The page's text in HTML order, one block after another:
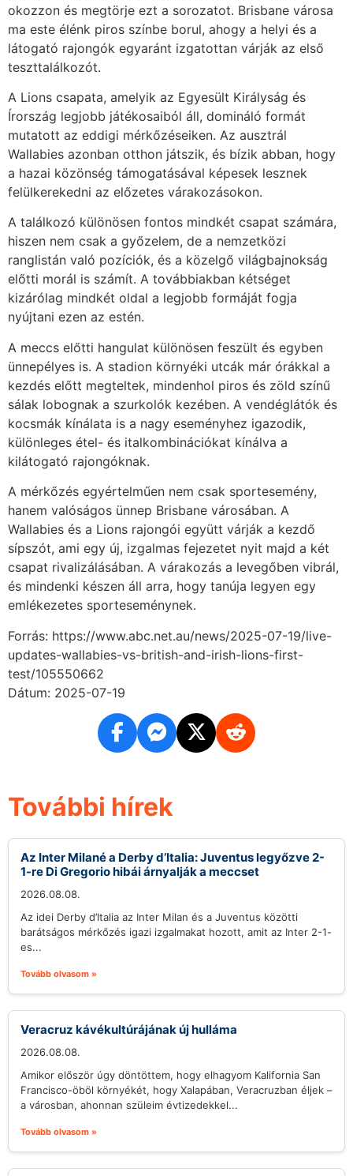
okozzon és megtörje ezt a sorozatot. Brisbane városa
ma este élénk piros színbe borul, ahogy a helyi és a
látogató rajongók egyaránt izgatottan várják az első
teszttalálkozót.
A Lions csapata, amelyik az Egyesült Királyság és
Írország legjobb játékosaiból áll, domináló formát
mutatott az eddigi mérkőzéseiken. Az ausztrál
Wallabies azonban otthon játszik, és bízik abban, hogy
a hazai közönség támogatásával képesek lesznek
felülkerekedni az előzetes várakozásokon.
A találkozó különösen fontos mindkét csapat számára,
hiszen nem csak a győzelem, de a nemzetközi
ranglistán való pozíciók, és a közelgő világbajnokság
előtti morál is számít. A továbbiakban kétséget
kizárólag mindkét oldal a legjobb formáját fogja
nyújtani ezen az estén.
A meccs előtti hangulat különösen feszült és egyben
ünnepélyes is. A stadion környéki utcák már órákkal a
kezdés előtt megteltek, mindenhol piros és zöld színű
sálak lobognak a szurkolók kezében. A vendéglátók és
kocsmák kínálata is a nagy eseményhez igazodik,
különleges étel- és italkombinációkat kínálva a
kilátogató rajongóknak.
A mérkőzés egyértelműen nem csak sportesemény,
hanem valóságos ünnep Brisbane városában. A
Wallabies és a Lions rajongói együtt várják a kezdő
sípszót, ami egy új, izgalmas fejezetet nyit majd a két
csapat rivalizálásában. A várakozás a levegőben vibrál,
és mindenki készen áll arra, hogy tanúja legyen egy
emlékezetes sporteseménynek.
Forrás: https://www.abc.net.au/news/2025-07-19/live-
updates-wallabies-vs-british-and-irish-lions-first-
test/105550662
Dátum: 2025-07-19
További hírek
Az Inter Milané a Derby d’Italia: Juventus legyőzve 2-
1-re Di Gregorio hibái árnyalják a meccset
2026.08.08.
Az idei Derby d’Italia az Inter Milan és a Juventus közötti
barátságos mérkőzés igazi izgalmakat hozott, amit az Inter 2-1-
es...
Tovább olvasom »
Veracruz kávékultúrájának új hulláma
2026.08.08.
Amikor először úgy döntöttem, hogy elhagyom Kalifornia San
Francisco-öböl környékét, hogy Xalapában, Veracruzban éljek –
a városban, ahonnan szüleim évtizedekkel...
Tovább olvasom »